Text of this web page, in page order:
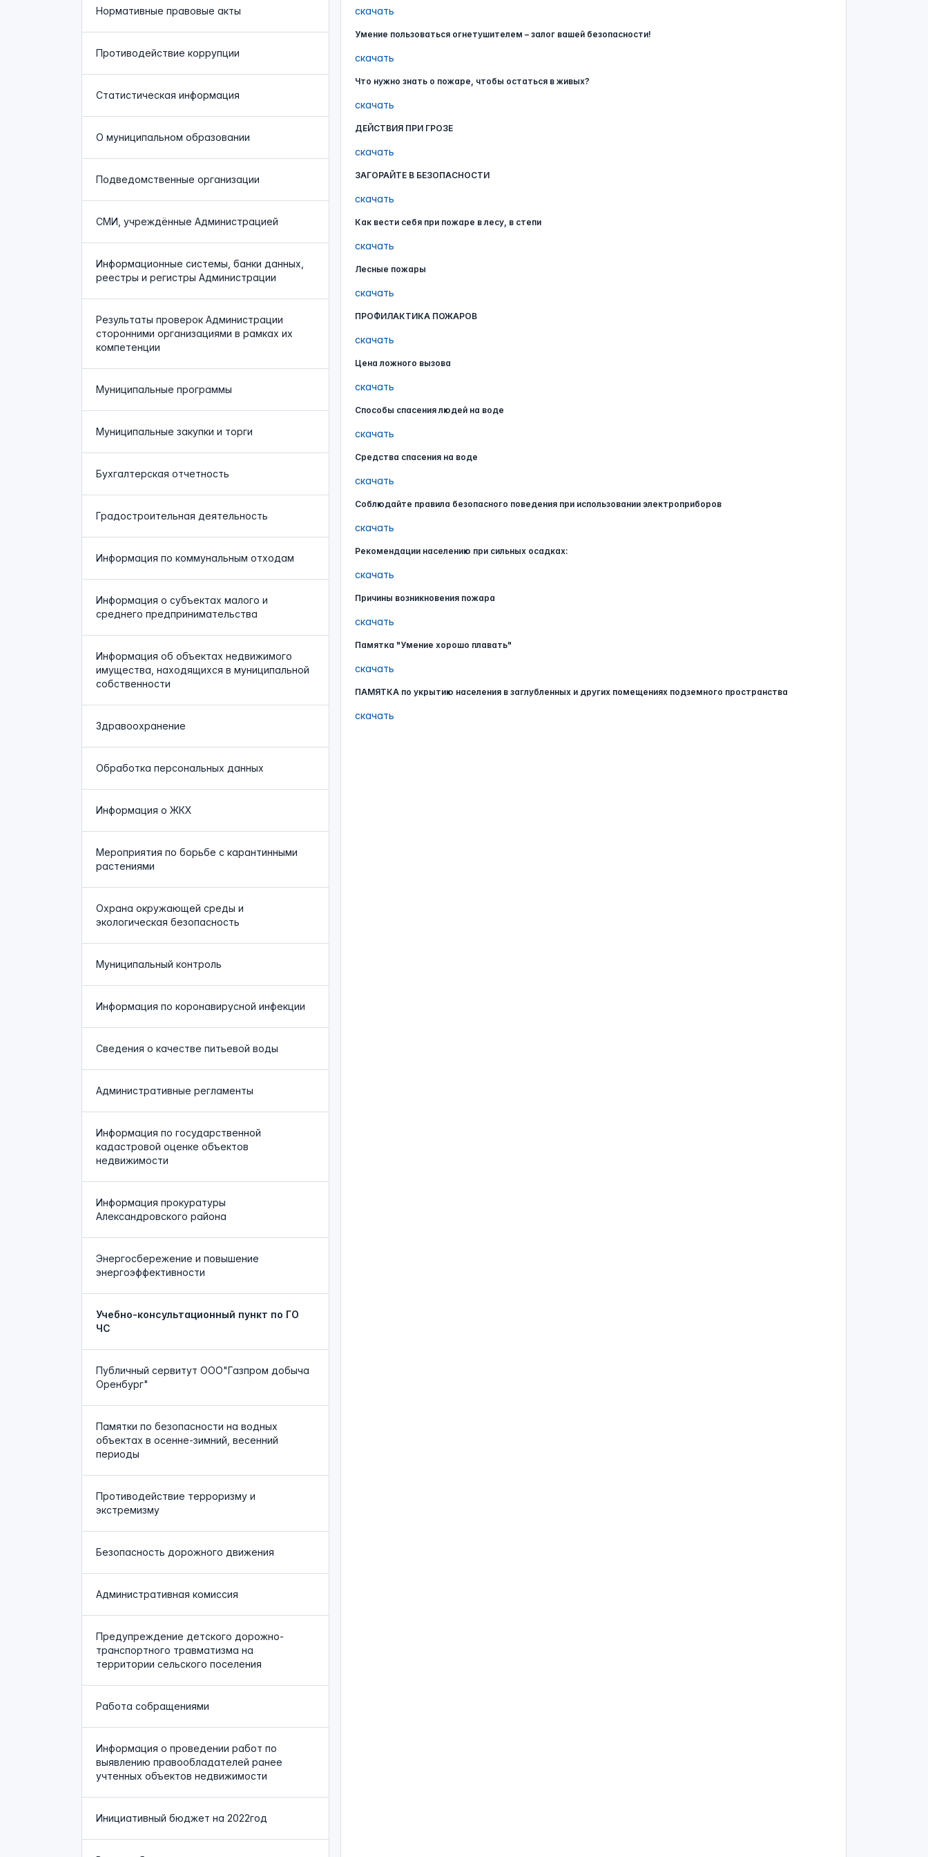
Нормативные правовые акты
Противодействие коррупции
Статистическая информация
О муниципальном образовании
Подведомственные организации
СМИ, учреждённые Администрацией
Информационные системы, банки данных,
реестры и регистры Администрации
Результаты проверок Администрации
сторонними организациями в рамках их
компетенции
Муниципальные программы
Муниципальные закупки и торги
Бухгалтерская отчетность
Градостроительная деятельность
Информация по коммунальным отходам
Информация о субъектах малого и
среднего предпринимательства
Информация об объектах недвижимого
имущества, находящихся в муниципальной
собственности
Здравоохранение
Обработка персональных данных
Информация о ЖКХ
Мероприятия по борьбе с карантинными
растениями
Охрана окружающей среды и
экологическая безопасность
Муниципальный контроль
Информация по коронавирусной инфекции
Сведения о качестве питьевой воды
Административные регламенты
Информация по государственной
кадастровой оценке объектов
недвижимости
Информация прокуратуры
Александровского района
Энергосбережение и повышение
энергоэффективности
Учебно-консультационный пункт по ГО
ЧС
Публичный сервитут ООО"Газпром добыча
Оренбург"
Памятки по безопасности на водных
объектах в осенне-зимний, весенний
периоды
Противодействие терроризму и
экстремизму
Безопасность дорожного движения
Административная комиссия
Предупреждение детского дорожно-
транспортного травматизма на
территории сельского поселения
Работа собращениями
Информация о проведении работ по
выявлению правообладателей ранее
учтенных объектов недвижимости
Инициативный бюджет на 2022год
скачать
Умение пользоваться огнетушителем – залог вашей безопасности!
скачать
Что нужно знать о пожаре, чтобы остаться в живых?
скачать
ДЕЙСТВИЯ ПРИ ГРОЗЕ
скачать
ЗАГОРАЙТЕ В БЕЗОПАСНОСТИ
скачать
Как вести себя при пожаре в лесу, в степи
скачать
Лесные пожары
скачать
ПРОФИЛАКТИКА ПОЖАРОВ
скачать
Цена ложного вызова
скачать
Способы спасения людей на воде
скачать
Средства спасения на воде
скачать
Соблюдайте правила безопасного поведения при использовании электроприборов
скачать
Рекомендации населению при сильных осадках:
скачать
Причины возникновения пожара
скачать
Памятка "Умение хорошо плавать"
скачать
ПАМЯТКА по укрытию населения в заглубленных и других помещениях подземного пространства
скачать